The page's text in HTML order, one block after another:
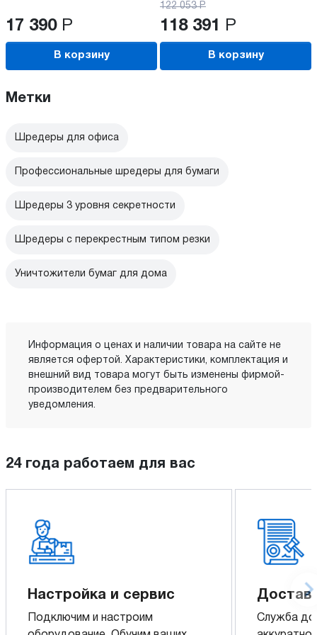
17 390 Р
В корзину
122 053 Р
118 391 Р
В корзину
Метки
Шредеры для офиса
Профессиональные шредеры для бумаги
Шредеры 3 уровня секретности
Шредеры с перекрестным типом резки
Уничтожители бумаг для дома
Информация о ценах и наличии товара на сайте не
является офертой. Характеристики, комплектация и
внешний вид товара могут быть изменены фирмой-
производителем без предварительного
уведомления.
24 года работаем для вас
Настройка и сервис
Подключим и настроим
Служба